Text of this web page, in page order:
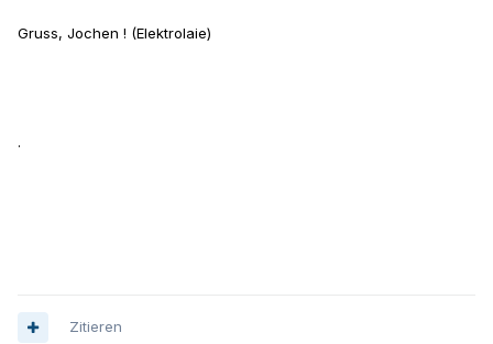
Gruss, Jochen ! (Elektrolaie)
.
Zitieren